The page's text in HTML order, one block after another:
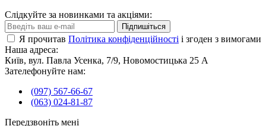
Слідкуйте за новинками та акціями:
Підпишіться
Я прочитав Політика конфіденційності і згоден з вимогами
Наша адреса:
Київ, вул. Павла Усенка, 7/9, Новомостицька 25 А
Зателефонуйте нам:
(097) 567-66-67
(063) 024-81-87
Передзвоніть мені